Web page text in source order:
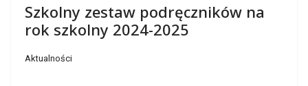
Szkolny zestaw podręczników na
rok szkolny 2024-2025
Aktualności